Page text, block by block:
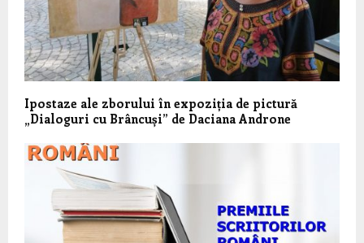
Ipostaze ale zborului în expoziția de pictură
„Dialoguri cu Brâncuși” de Daciana Androne